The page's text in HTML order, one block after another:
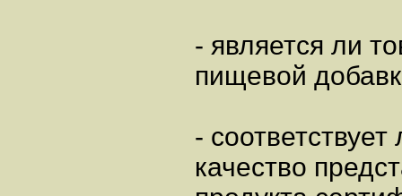
- является ли
пищевой
- соответствует
качество